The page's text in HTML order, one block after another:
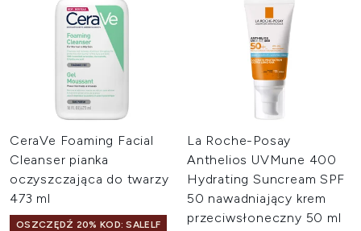
CeraVe Foaming Facial
Cleanser pianka
oczyszczająca do twarzy
473 ml
OSZCZĘDŹ 20% KOD: SALELF
La Roche-Posay
Anthelios UVMune 400
Hydrating Suncream SPF
50 nawadniający krem
przeciwsłoneczny 50 ml